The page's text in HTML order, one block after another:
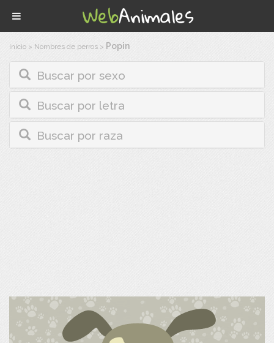
Inicio > Nombres de perros > Popin
Buscar por sexo
Buscar por letra
Buscar por raza